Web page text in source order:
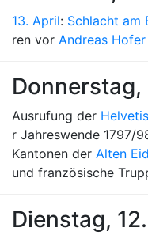
13. April: Schlacht am
ren vor Andreas Hofer
Donnerstag,
Ausrufung der
r Jahreswende 1797/
Kantonen der Alten
und französische
Dienstag,